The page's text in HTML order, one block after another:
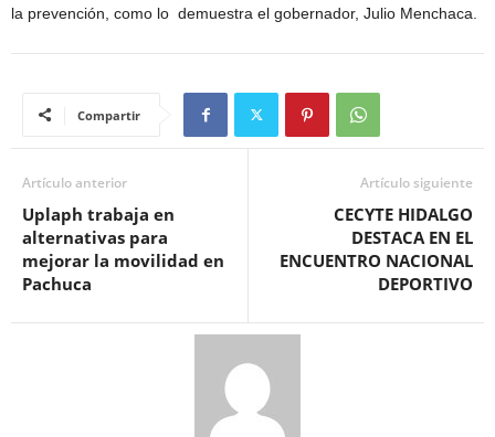
la prevención, como lo demuestra el gobernador, Julio Menchaca.
Compartir
Artículo anterior
Uplaph trabaja en
alternativas para
mejorar la movilidad en
Pachuca
Artículo siguiente
CECYTE HIDALGO
DESTACA EN EL
ENCUENTRO NACIONAL
DEPORTIVO